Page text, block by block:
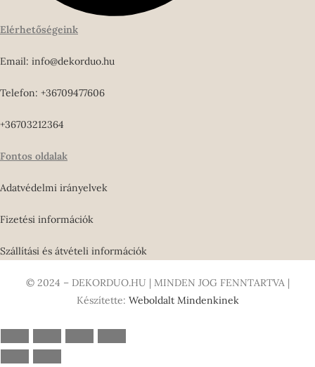
Elérhetőségeink
Email: info@dekorduo.hu
Telefon: +36709477606
+36703212364
Fontos oldalak
Adatvédelmi irányelvek
Fizetési információk
Szállítási és átvételi információk
© 2024 – DEKORDUO.HU | MINDEN JOG FENNTARTVA |
Készítette: Weboldalt Mindenkinek